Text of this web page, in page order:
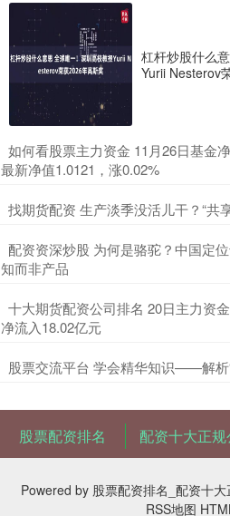
杠杆炒股什么
Yurii Nesterov
如何看股票主力资金 11月26日基金
最新净值1.0121，涨0.02%
找期货配资 生产淡季没活儿干？“共
配资资深炒股 为何是骆驼？中国定
知而非产品
十大期货配资公司排名 20日主力资
净流入18.02亿元
股票交流平台 学会精华知识——解析
股票配资排名 配资十大正规
Powered by 股票配资排名_配资十
RSS地图